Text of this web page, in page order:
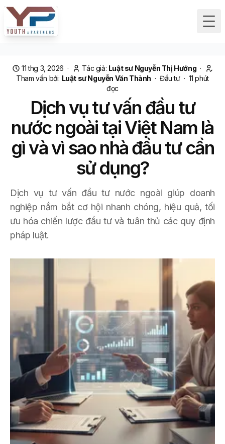
11 thg 3, 2026 · Tác giả: Luật sư Nguyễn Thị Hướng ·
Tham vấn bởi: Luật sư Nguyễn Văn Thành · Đầu tư· 11 phút
đọc
Dịch vụ tư vấn đầu tư
nước ngoài tại Việt Nam là
gì và vì sao nhà đầu tư cần
sử dụng?
Dịch vụ tư vấn đầu tư nước ngoài giúp doanh
nghiệp nắm bắt cơ hội nhanh chóng, hiệu quả, tối
ưu hóa chiến lược đầu tư và tuân thủ các quy định
pháp luật.